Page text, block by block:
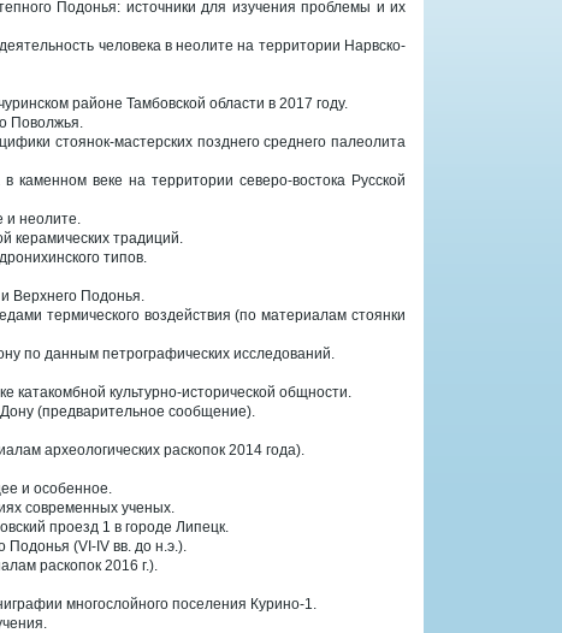
Подонья: источники для изучения проблемы и их
человека в неолите на территории Нарвско-
районе Тамбовской области в 2017 году.
Поволжья.
стоянок-мастерских позднего среднего палеолита
каменном веке на территории северо-востока Русской
и неолите.
керамических традиций.
типов.
Верхнего Подонья.
термического воздействия (по материалам стоянки
по данным петрографических исследований.
катакомбной культурно-исторической общности.
(предварительное сообщение).
археологических раскопок 2014 года).
и особенное.
современных ученых.
проезд 1 в городе Липецк.
Подонья (VI-IV вв. до н.э.).
раскопок 2016 г.).
многослойного поселения Курино-1.